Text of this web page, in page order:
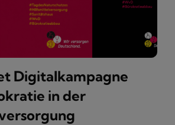
Digitalkampagne
in der